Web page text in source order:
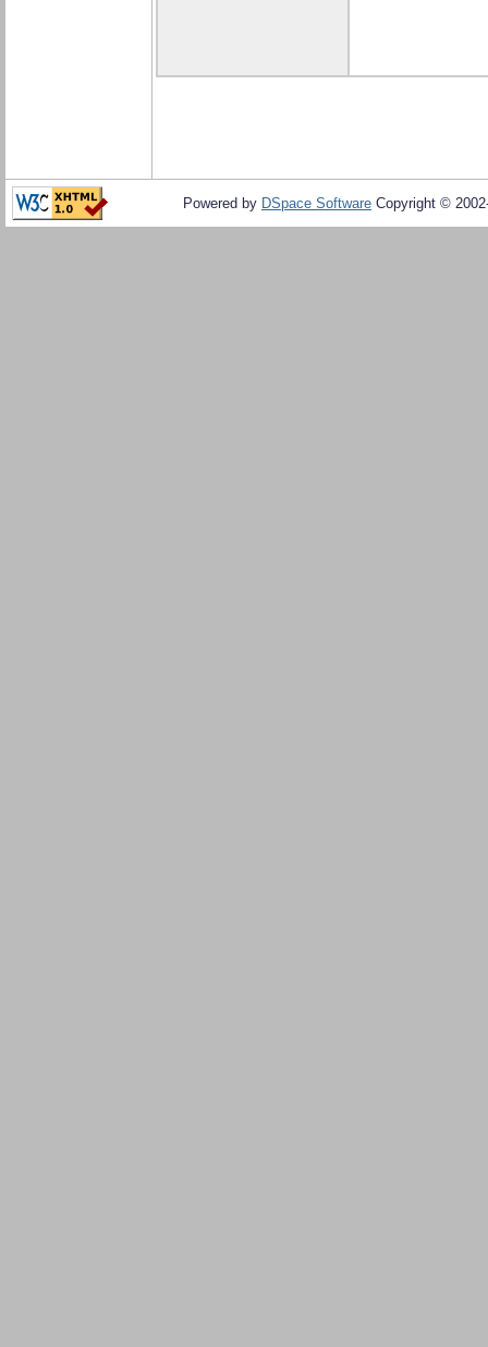
Powered by DSpace Software Copyright ©